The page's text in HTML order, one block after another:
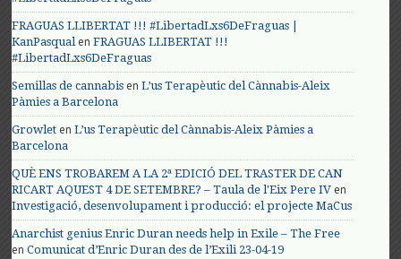
FRAGUAS LLIBERTAT !!! #LibertadLxs6DeFraguas |
KanPasqualenFRAGUAS LLIBERTAT !!!
#LibertadLxs6DeFraguas
Semillas de cannabis enL’us Terapèutic del Cànnabis-Aleix
Pàmies a Barcelona
Growlet enL’us Terapèutic del Cànnabis-Aleix Pàmies a
Barcelona
QUÈ ENS TROBAREM A LA 2ª EDICIÓ DEL TRASTER DE CAN
RICART AQUEST 4 DE SETEMBRE? – Taula de l'Eix Pere IV en
Investigació, desenvolupament i producció: el projecte MaCus
Anarchist genius Enric Duran needs help in Exile – The Free
enComunicat d’Enric Duran des de l’Exili 23-04-19